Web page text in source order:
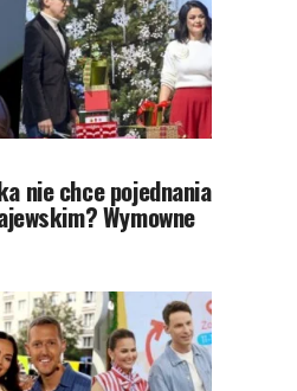
nie chce pojednania
Wymowne